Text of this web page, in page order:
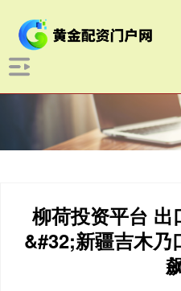
柳荷投资平台 出
&#32;新疆吉木乃